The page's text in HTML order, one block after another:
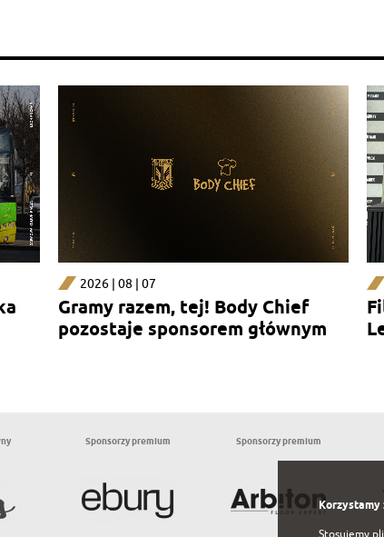
2026 | 08 | 07
Gramy razem, tej! Body Chief
pozostaje sponsorem głównym
Sponsorzy premium Sponsorzy premium
Korzystamy